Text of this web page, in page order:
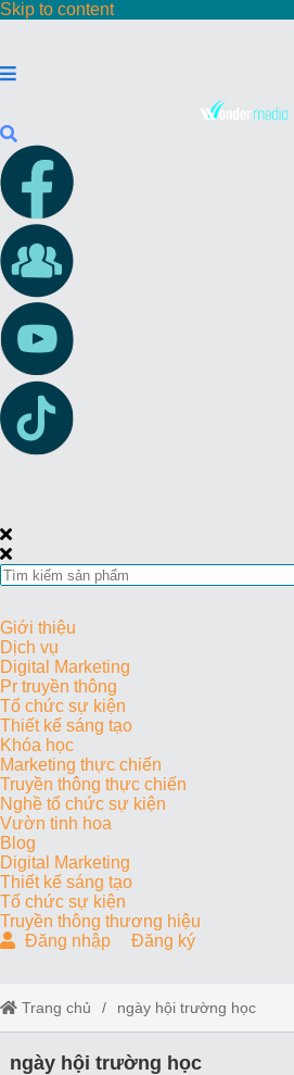
Skip to content
Giới thiệu
Dịch vụ
Digital Marketing
Pr truyền thông
Tổ chức sự kiện
Thiết kế sáng tạo
Khóa học
Marketing thực chiến
Truyền thông thực chiến
Nghề tổ chức sự kiện
Vườn tinh hoa
Blog
Digital Marketing
Thiết kế sáng tạo
Tổ chức sự kiện
Truyền thông thương hiệu
Đăng nhập
Đăng ký
Trang chủ ngày hội trường học
ngày hội trường học